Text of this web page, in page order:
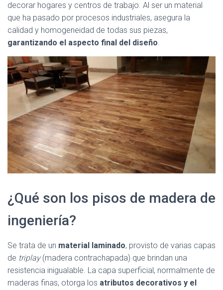
decorar hogares y centros de trabajo. Al ser un material
que ha pasado por procesos industriales, asegura la
calidad y homogeneidad de todas sus piezas,
garantizando el aspecto final del diseño.
¿Qué son los pisos de madera de
ingeniería?
Se trata de un material laminado, provisto de varias capas
de triplay(madera contrachapada) que brindan una
resistencia inigualable. La capa superficial, normalmente de
maderas finas, otorga los atributos decorativos y el